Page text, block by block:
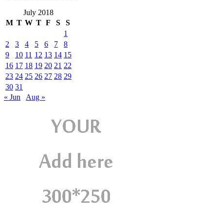
July 2018
M T W T F S
S
1
2
3 4 5 6 7
8
9
10 11 12 13 14 15
16 17 18 19 20 21 22
23 24 25 26 27 28 29
30 31
« Jun
Aug »